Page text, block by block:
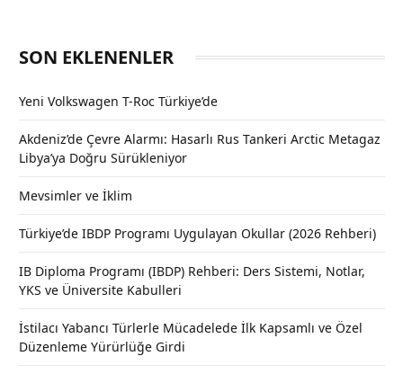
SON EKLENENLER
Yeni Volkswagen T-Roc Türkiye’de
Akdeniz’de Çevre Alarmı: Hasarlı Rus Tankeri Arctic Metagaz
Libya’ya Doğru Sürükleniyor
Mevsimler ve İklim
Türkiye’de IBDP Programı Uygulayan Okullar (2026 Rehberi)
IB Diploma Programı (IBDP) Rehberi: Ders Sistemi, Notlar,
YKS ve Üniversite Kabulleri
İstilacı Yabancı Türlerle Mücadelede İlk Kapsamlı ve Özel
Düzenleme Yürürlüğe Girdi